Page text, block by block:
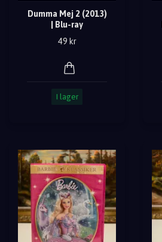
Dumma Mej 2 (2013)
| Blu-ray
49 kr
I lager